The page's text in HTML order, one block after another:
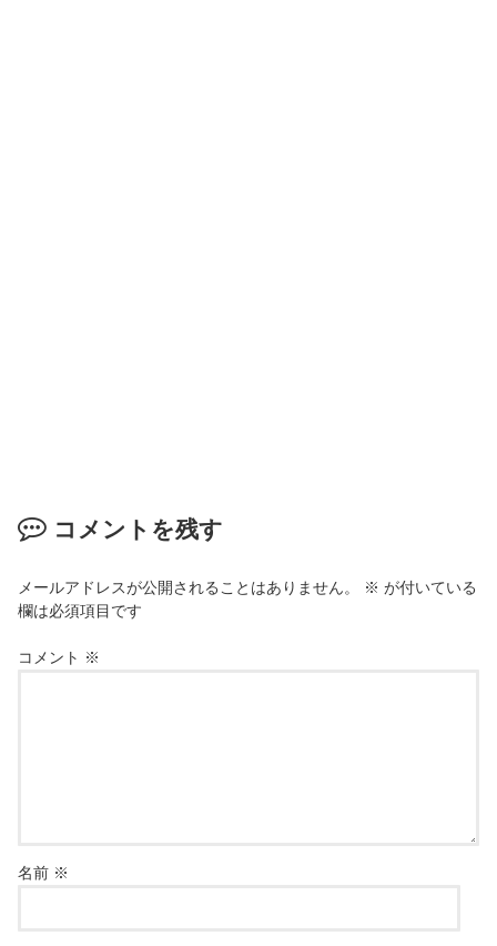
コメントを残す
メールアドレスが公開されることはありません。 ※ が付いている
欄は必須項目です
コメント ※
名前 ※